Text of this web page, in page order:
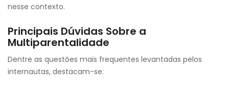
nesse contexto.
Principais Dúvidas Sobre a
Multiparentalidade
Dentre as questões mais frequentes levantadas pelos
internautas, destacam-se: